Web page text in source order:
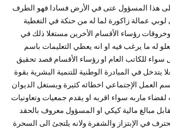
هذا المسؤول عتى في الأرض فسادا فهو الطرف
لوبي عمالة زاكورة لما له من حنكة في التغطية
رؤساء الأقسام الأخرين مستغلا ذلك في
له ما يرغب فيه او انه يعطي التعليمات باسم
سواء للكاتب العام او رؤساء الأقسام قصد تحقيق
يتدخل في المبادرة الوطنية للتنمية البشرية بقوة
العمل الإجتماعي اخطائه كثيرة ويستغل الديوان
لقضاء ماربه سواء اقربه او يقدم جمعيات وتعاونيات
مبالغ مالية كيكي او المسؤول معروف بالحقد
في الإبتزاز والشفرة ولانه يلتجئ الى السحرة